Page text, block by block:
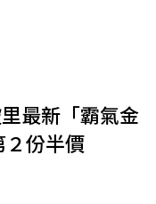
最新「霸氣金
份半價